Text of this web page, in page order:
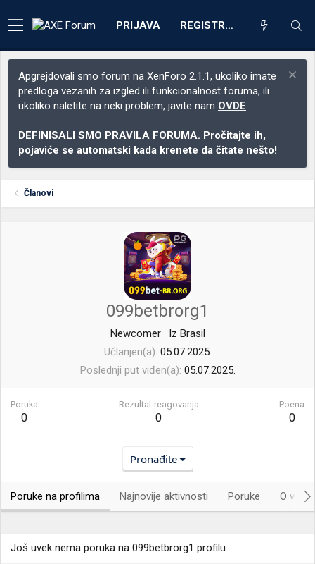
PRIJAVA REGISTRACIJA
Apgrejdovali smo forum na XenForo 2.1.1, ukoliko imate
predloga vezanih za izgled ili funkcionalnost foruma, ili
ukoliko naletite na neki problem, javite nam OVDE
DEFINISALI SMO PRAVILA FORUMA. Pročitajte ih,
pojaviće se automatski kada krenete da čitate nešto!
Članovi
099betbrorg1
Newcomer · Iz Brasil
Učlanjen(a) 05.07.2025.
Poslednji put viđen(a) 05.07.2025.
Poruka
0
Rezultat reagovanja
0
Poena
0
Pronađite
Poruke na profilima Najnovije aktivnosti Poruke O
Još uvek nema poruka na 099betbrorg1 profilu.